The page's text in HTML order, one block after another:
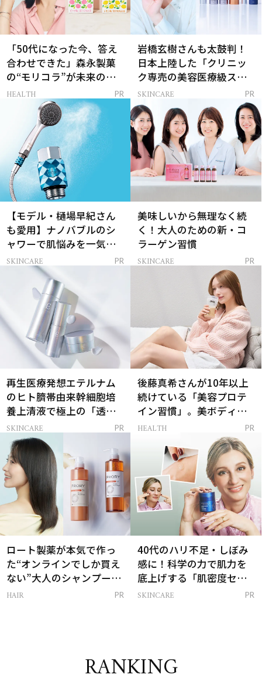
「50代になった今、答え
合わせできた」森永製菓
の“モリコラ”が未来のキ
レイを連れてくる！
HEALTH PR
岩橋玄樹さんも太鼓判！
日本上陸した「クリニッ
ク専売の美容医療級スキ
ンケア」
SKINCARE PR
【モデル・樋場早紀さん
も愛用】ナノバブルのシ
ャワーで肌悩みを一気に
解決
SKINCARE PR
美味しいから無理なく続
く！大人のための新・コ
ラーゲン習慣
SKINCARE PR
再生医療発想エテルナム
のヒト臍帯由来幹細胞培
養上清液で極上の「透明
感ハリ肌」へ
SKINCARE PR
後藤真希さんが10年以上
続けている「美容プロテ
イン習慣」。美ボディを
支える朝ルーティンと
HEALTH PR
ロート製薬が本気で作っ
た“オンラインでしか買え
ない”大人のシャンプー＆
トリートメントって？
HAIR PR
40代のハリ不足・しぼみ
感に！科学の力で肌力を
底上げする「肌密度セラ
ム」
SKINCARE PR
RANKING